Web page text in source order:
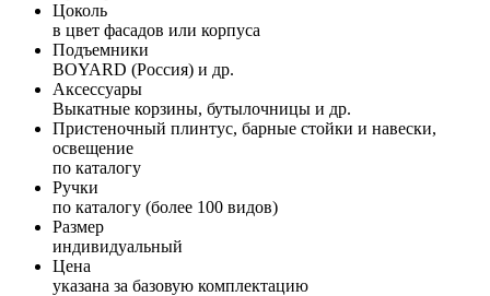
Цоколь
в цвет фасадов или корпуса
Подъемники
BOYARD (Россия) и др.
Аксессуары
Выкатные корзины, бутылочницы и др.
Пристеночный плинтус, барные стойки и навески,
освещение
по каталогу
Ручки
по каталогу (более 100 видов)
Размер
индивидуальный
Цена
указана за базовую комплектацию